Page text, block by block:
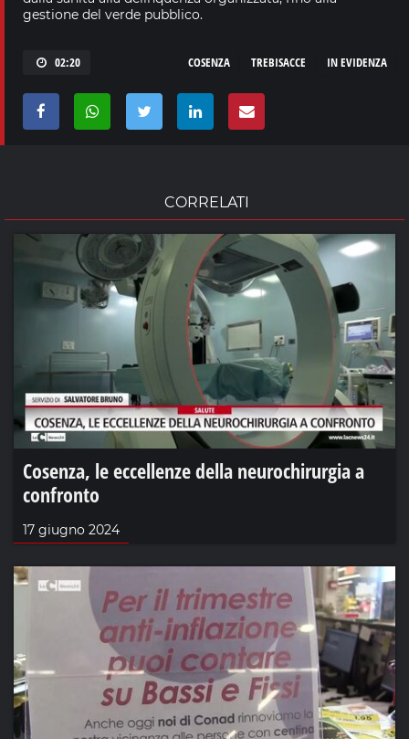
gestione del verde pubblico.
02:20 IN EVIDENZA
TREBISACCE
COSENZA
CORRELATI
Cosenza, le eccellenze della neurochirurgia a
confronto
17 giugno 2024